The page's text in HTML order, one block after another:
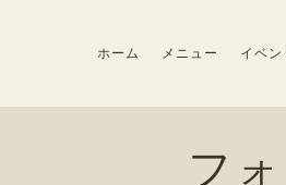
ホーム
メニュー イベン
フ